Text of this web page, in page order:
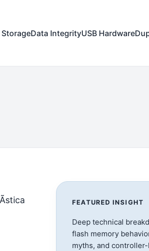
StorageData IntegrityUSB Hardware
FEATURED INSIGHT
Deep technical
flash memory
myths, and